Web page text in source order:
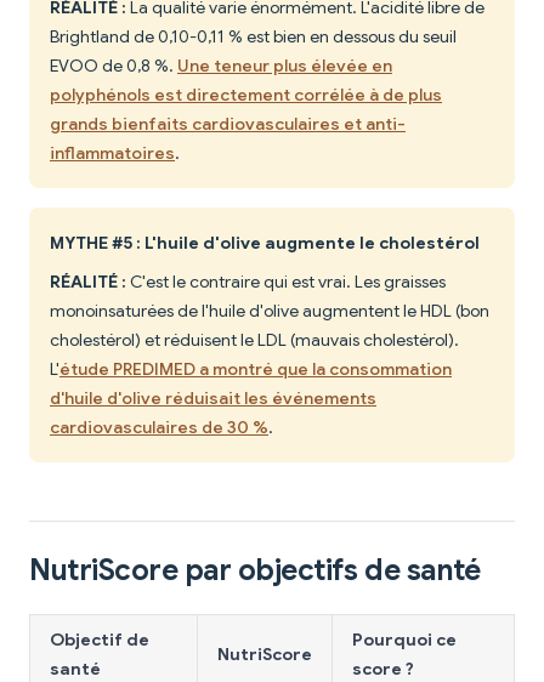
RÉALITÉ : La qualité varie énormément. L'acidité libre de
Brightland de 0,10-0,11 % est bien en dessous du seuil
EVOO de 0,8 %. Une teneur plus élevée en
polyphénols est directement corrélée à de plus
grands bienfaits cardiovasculaires et anti-
inflammatoires.
MYTHE #5 : L'huile d'olive augmente le cholestérol
RÉALITÉ : C'est le contraire qui est vrai. Les graisses
monoinsaturées de l'huile d'olive augmentent le HDL (bon
cholestérol) et réduisent le LDL (mauvais cholestérol).
L'étude PREDIMED a montré que la consommation
d'huile d'olive réduisait les événements
cardiovasculaires de 30 %.
NutriScore par objectifs de santé
Objectif de
santé
NutriScore
Pourquoi ce
score ?